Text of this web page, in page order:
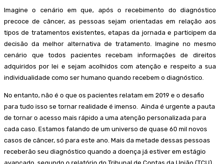
Imagine o cenário em que, após o recebimento do diagnóstico
precoce de câncer, as pessoas sejam orientadas em relação aos
tipos de tratamentos existentes, etapas da jornada e participem da
decisão da melhor alternativa de tratamento. Imagine no mesmo
cenário que todos pacientes recebam informações de direitos
adquiridos por lei e sejam acolhidos com atenção e respeito a sua
individualidade como ser humano quando recebem o diagnóstico.
No entanto, não é o que os pacientes relatam em 2019 e o desafio
para tudo isso se tornar realidade é imenso. Ainda é urgente a pauta
de tornar o acesso mais rápido a uma atenção personalizada para
cada caso. Estamos falando de um universo de quase 60 mil novos
casos de câncer, só para este ano. Mais da metade dessas pessoas
receberão seu diagnóstico quando a doença já estiver em estágio